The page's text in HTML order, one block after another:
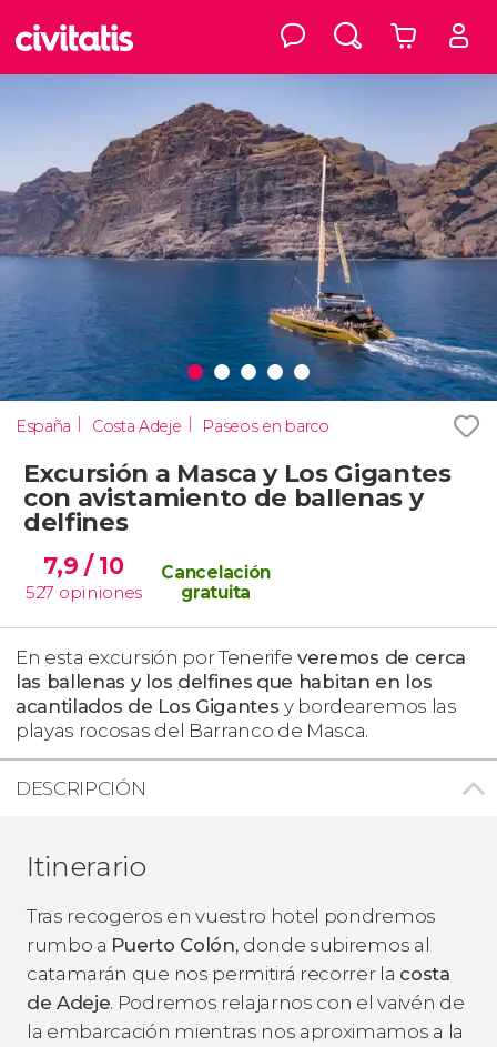
España Costa Adeje Paseos en barco
Excursión a Masca y Los Gigantes
con avistamiento de ballenas y
delfines
7,9/ 10
527 opiniones
Cancelación
gratuita
En esta excursión por Tenerife veremos de cerca
las ballenas y los delfines que habitan en los
acantilados de Los Gigantesy bordearemos las
playas rocosas del Barranco de Masca.
DESCRIPCIÓN
Itinerario
Tras recogeros en vuestro hotel pondremos
rumbo a Puerto Colón, donde subiremos al
catamarán que nos permitirá recorrer la costa
de Adeje. Podremos relajarnos con el vaivén de
la embarcación mientras nos aproximamos a la